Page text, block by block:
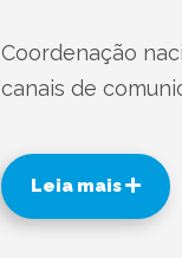
Coordenação
canais de
Leia mais